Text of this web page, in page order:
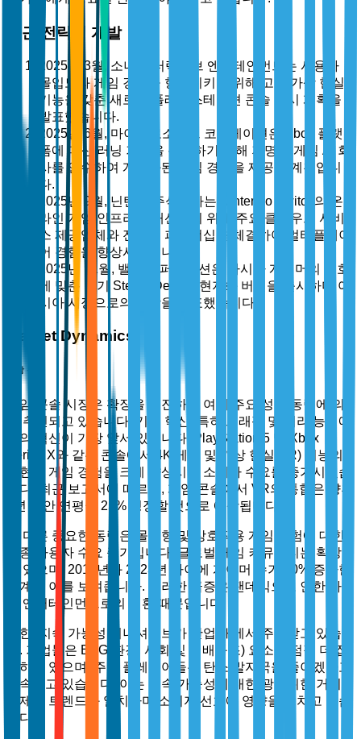
최근 전략적 개발
2025년 3월, 소니 인터랙티브 엔터테인먼트는 사용자
몰입도와 게임 경험을 향상시키기 위해 고급 가상 현실
기능을 갖춘 새로운 플레이스테이션 콘솔 출시 계획을
발표했습니다.
2025년 6월, 마이크로소프트 코퍼레이션은 Xbox 플랫
폼에 머신 러닝 기능을 통합하기 위해 저명한 게임 AI 회
사를 인수하여 개인화된 게임 경험을 제공할 계획입니
다.
2025년 9월, 닌텐도 주식회사는 Nintendo Switch의 온
라인 게임 인프라를 개선하기 위해 주요 클라우드 서비
스 제공업체와 전략적 파트너십을 체결하여 멀티플레이
어 경험을 향상시켰습니다.
2025년 11월, 밸브 코퍼레이션은 아시아 게이머의 선호
에 맞춘 인기 Steam Deck의 현지화 버전을 출시하며 아
시아 시장으로의 확장을 발표했습니다.
Market Dynamics
시장 동력
게임 콘솔 시장은 확장을 촉진하는 여러 주요 성장 동력에 의
해 추진되고 있습니다. 기술 혁신, 특히 그래픽 및 처리 능력에
서의 혁신이 가장 앞서 있습니다. PlayStation 5 및 Xbox
Series X와 같은 콘솔에서 4K 게임 및 가상 현실(VR) 기능의
출현은 게임 경험을 크게 향상시켜 소비자 수요를 증가시켰습
니다. 최근 보고서에 따르면, 게임 콘솔에서 VR의 통합은 향후
5년 동안 연평균 25% 성장할 것으로 예상됩니다.
또 다른 중요한 동력은 몰입형 및 상호작용 게임 경험에 대한
최종 사용자 수요 증가입니다. 글로벌 게임 커뮤니티는 확장되
고 있으며, 2019년과 2023년 사이에 게이머 수가 30% 증가한
통계가 이를 보여줍니다. 이러한 급증은 팬데믹으로 인한 가정
용 엔터테인먼트로의 전환 때문입니다.
또한, 지속 가능성 이니셔티브가 산업 내에서 주목받고 있습니
다. 기업들은 ESG(환경, 사회 및 지배구조) 요소에 점점 더 집
중하고 있으며, 주요 플레이어들은 탄소 발자국을 줄이겠다고
약속하고 있습니다. 이는 지속 가능성에 대한 광범위한 거시
경제적 트렌드와 일치하며 소비자 선호에 영향을 미치고 있습
니다.